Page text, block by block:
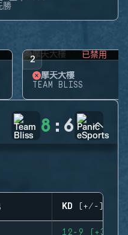
勝
2 已禁用
摩天大樓
TEAM BLISS
8 : 6
KD (+/-)
12-9 (+3)